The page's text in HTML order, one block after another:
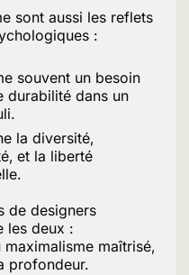
sont aussi les reflets
:
souvent un besoin
durabilité dans un
la diversité,
et la liberté
de designers
les deux :
maîtrisé,
profondeur.